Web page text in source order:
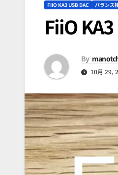
FIIO KA3 USB DAC バランス
FiiO
By
10月 29,